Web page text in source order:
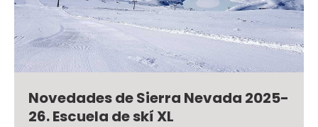
Novedades de Sierra Nevada 2025-
26. Escuela de skí XL